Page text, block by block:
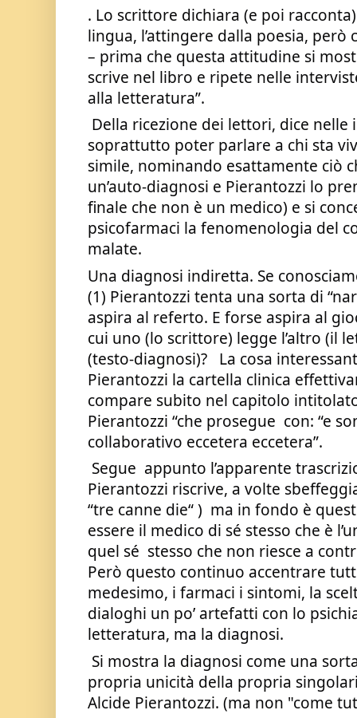
. Lo scrittore dichiara (e poi
lingua, l’attingere dalla poesia, però
– prima che questa attitudine si
scrive nel libro e ripete nelle
alla letteratura”.
soprattutto poter parlare a chi sta
simile, nominando esattamente ciò
un’auto-diagnosi e Pierantozzi lo
finale che non è un medico) e si
psicofarmaci la fenomenologia del
malate.
Una diagnosi indiretta. Se
(1) Pierantozzi tenta una sorta di
aspira al referto. E forse aspira al
cui uno (lo scrittore) legge l’altro (il
(testo-diagnosi)?   La cosa
Pierantozzi la cartella clinica
compare subito nel capitolo
Pierantozzi “che prosegue  con: “e
collaborativo eccetera eccetera”.
Pierantozzi riscrive, a volte
“tre canne die“ )  ma in fondo è
essere il medico di sé stesso che è
quel sé  stesso che non riesce a
Però questo continuo accentrare
medesimo, i farmaci i sintomi, la
dialoghi un po’ artefatti con lo
letteratura, ma la diagnosi.
propria unicità della propria
Alcide Pierantozzi. (ma non "come